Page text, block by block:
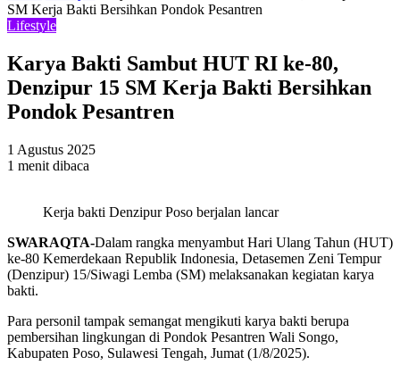
SM Kerja Bakti Bersihkan Pondok Pesantren
Lifestyle
Karya Bakti Sambut HUT RI ke-80,
Denzipur 15 SM Kerja Bakti Bersihkan
Pondok Pesantren
1 Agustus 2025
1 menit dibaca
Kerja bakti Denzipur Poso berjalan lancar
SWARAQTA-Dalam rangka menyambut Hari Ulang Tahun (HUT)
ke-80 Kemerdekaan Republik Indonesia, Detasemen Zeni Tempur
(Denzipur) 15/Siwagi Lemba (SM) melaksanakan kegiatan karya
bakti.
Para personil tampak semangat mengikuti karya bakti berupa
pembersihan lingkungan di Pondok Pesantren Wali Songo,
Kabupaten Poso, Sulawesi Tengah, Jumat (1/8/2025).